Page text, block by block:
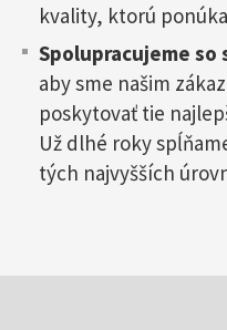
kvality, ktorú
Spolupracujeme
aby sme našim
poskytovať tie
Už dlhé roky
tých najvyšších